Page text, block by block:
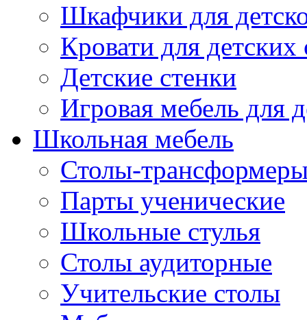
Шкафчики для
Кровати для детских
Детские стенки
Игровая мебель для
Школьная мебель
Столы-
Парты ученические
Школьные стулья
Столы аудиторные
Учительские столы